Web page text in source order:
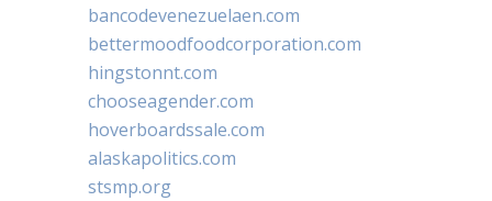
bancodevenezuelaen.com
bettermoodfoodcorporation.com
hingstonnt.com
chooseagender.com
hoverboardssale.com
alaskapolitics.com
stsmp.org